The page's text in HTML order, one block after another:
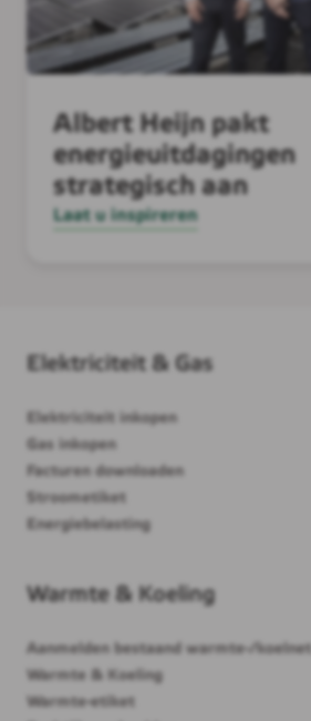
Albert Heijn pakt
energieuitdagingen
strategisch aan
Laat u inspireren
Elektriciteit & Gas
Elektriciteit inkopen
Gas inkopen
Facturen downloaden
Stroometiket
Energiebelasting
Warmte & Koeling
Aanmelden bestaand warmte-/koelnet
Warmte & Koeling
Warmte-etiket